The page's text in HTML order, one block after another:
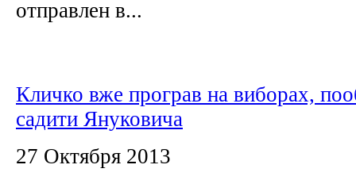
отправлен в...
Кличко вже програв на виборах,
садити Януковича
27 Октября 2013